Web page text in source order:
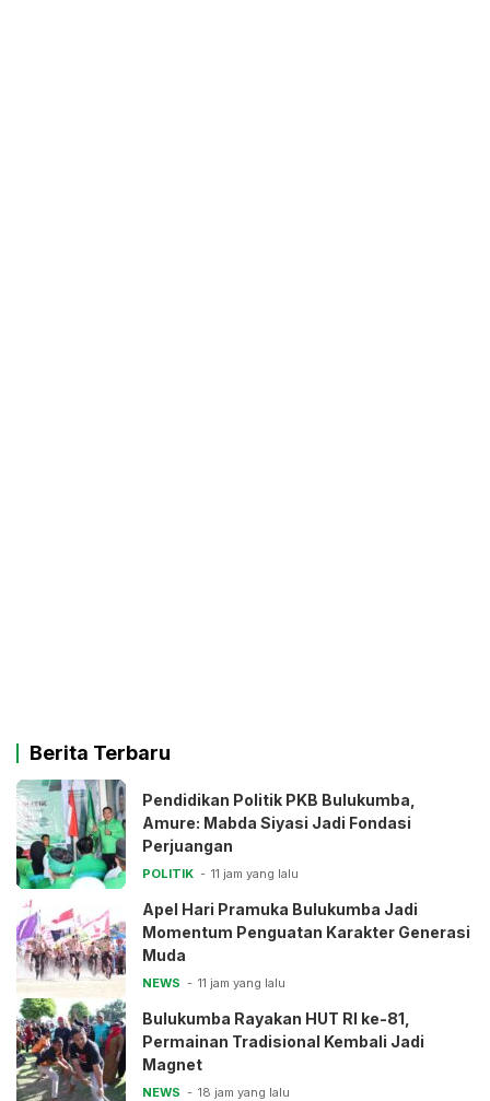
Berita Terbaru
Pendidikan Politik PKB Bulukumba,
Amure: Mabda Siyasi Jadi Fondasi
Perjuangan
POLITIK 11 jam yang lalu
Apel Hari Pramuka Bulukumba Jadi
Momentum Penguatan Karakter Generasi
Muda
NEWS 11 jam yang lalu
Bulukumba Rayakan HUT RI ke-81,
Permainan Tradisional Kembali Jadi
Magnet
NEWS 18 jam yang lalu